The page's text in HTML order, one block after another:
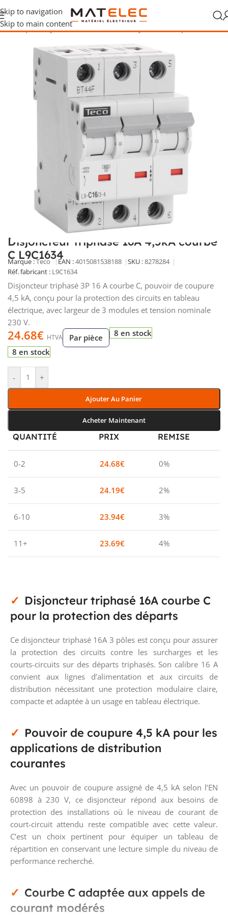
Skip to navigation
Skip to main content
/Disjoncteurs modulaires/Disjoncteurs tripolaires,3P
Disjoncteur triphasé 16A 4,5kA courbe
C L9C1634
Marque :Teco EAN :4015081538188 SKU :8278284
Réf. fabricant : L9C1634
Disjoncteur triphasé 3P 16 A courbe C, pouvoir de coupure
4,5 kA, conçu pour la protection des circuits en tableau
électrique, avec largeur de 3 modules et tension nominale
230 V.
24.68€ HTVA Par pièce
8 en stock
8 en stock
- +
Ajouter Au Panier
Acheter Maintenant
QUANTITÉ PRIX REMISE
0-2 24.68€ 0%
3-5 24.19€ 2%
6-10 23.94€ 3%
11+ 23.69€ 4%
Disjoncteur triphasé 16A courbe C
pour la protection des départs
Ce disjoncteur triphasé 16A 3 pôles est conçu pour assurer
la protection des circuits contre les surcharges et les
courts-circuits sur des départs triphasés. Son calibre 16 A
convient aux lignes d’alimentation et aux circuits de
distribution nécessitant une protection modulaire claire,
compacte et adaptée à un usage en tableau électrique.
Pouvoir de coupure 4,5 kA pour les
applications de distribution
courantes
Avec un pouvoir de coupure assigné de 4,5 kA selon l’EN
60898 à 230 V, ce disjoncteur répond aux besoins de
protection des installations où le niveau de courant de
court-circuit attendu reste compatible avec cette valeur.
C’est un choix pertinent pour équiper un tableau de
répartition en conservant une lecture simple du niveau de
performance recherché.
Courbe C adaptée aux appels de
courant modérés